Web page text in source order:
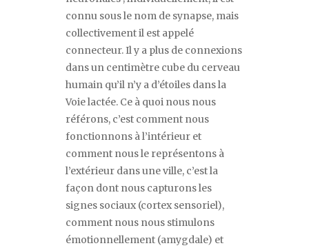
connu sous le nom de synapse, mais
collectivement il est appelé
connecteur. Il y a plus de connexions
dans un centimètre cube du cerveau
humain qu’il n’y a d’étoiles dans la
Voie lactée. Ce à quoi nous nous
référons, c’est comment nous
fonctionnons à l’intérieur et
comment nous le représentons à
l’extérieur dans une ville, c’est la
façon dont nous capturons les
signes sociaux (cortex sensoriel),
comment nous nous stimulons
émotionnellement (amygdale) et